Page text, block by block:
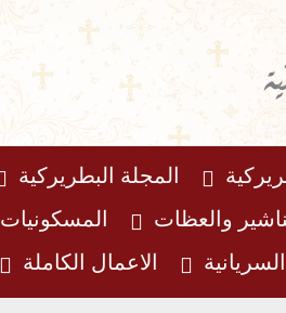
المجلة البطريركية
والعظات المسكونيات
الاعمال الكاملة